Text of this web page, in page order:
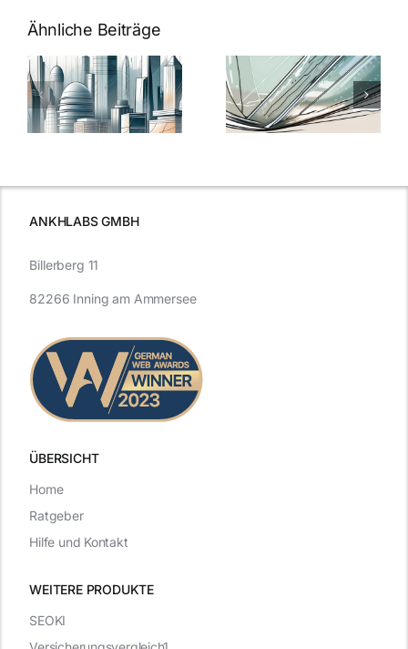
Ähnliche Beiträge
5 Gründe,
warum
Nanoversiegelung
auf Glas
7
Expertentipps
für maximale
ANKHLABS GMBH
ÜBERSICHT
WEITERE PRODUKTE
Billerberg 11
82266 Inning am Ammersee
SEOKI
Home
Ratgeber
Hilfe und Kontakt